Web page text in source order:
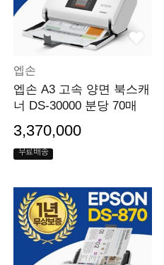
엡손
엡손 A3 고속 양면 북스캐
너 DS-30000 분당 70매
3,370,000
무료배송